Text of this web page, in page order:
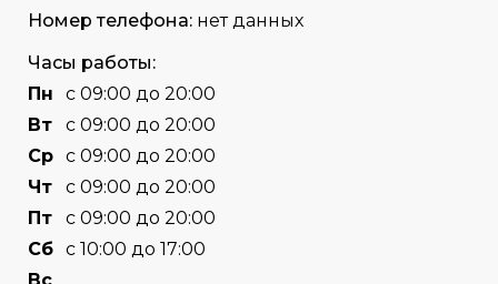
Номер телефона: нет данных
Часы работы:
Пн
с 09:00 до 20:00
Вт
с 09:00 до 20:00
Cр с 09:00 до 20:00
Чт
с 09:00 до 20:00
Пт
с 09:00 до 20:00
Сб с 10:00 до 17:00